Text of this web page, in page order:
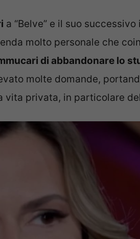
a “Belve” e il suo
molto personale che
di abbandonare lo
molte domande,
vita privata, in particolare